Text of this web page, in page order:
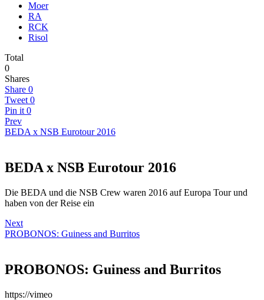
Moer
RA
RCK
Risol
Total
0
Shares
Share 0
Tweet 0
Pin it 0
Prev
BEDA x NSB Eurotour 2016
BEDA x NSB Eurotour 2016
Die BEDA und die NSB Crew waren 2016 auf Europa Tour und
haben von der Reise ein
Next
PROBONOS: Guiness and Burritos
PROBONOS: Guiness and Burritos
https://vimeo